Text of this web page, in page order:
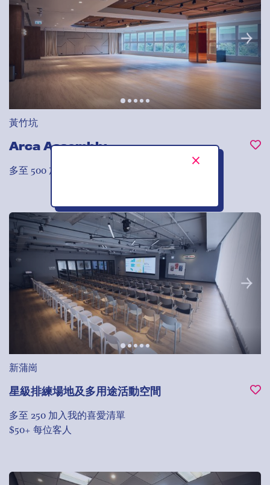
黃竹坑
Arca Assembly
多至 500 加入我的喜愛清單
新蒲崗
星級排練場地及多用途活動空間
多至 250 加入我的喜愛清單
$50+ 每位客人